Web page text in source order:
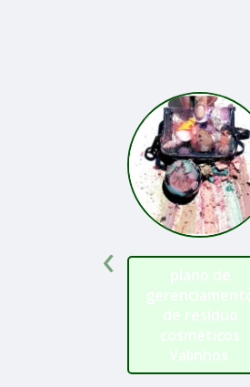
plano de
de resíduo
cosméticos
Valinhos
‹